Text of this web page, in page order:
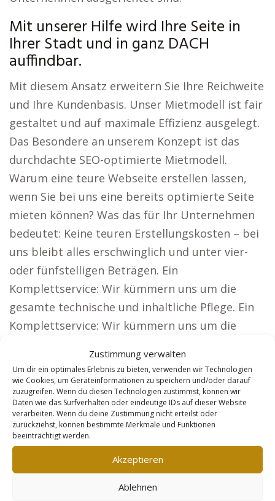
Zustimmung verwalten
Um dir ein optimales Erlebnis zu bieten, verwenden wir Technologien
wie Cookies, um Geräteinformationen zu speichern und/oder darauf
zuzugreifen. Wenn du diesen Technologien zustimmst, können wir
Daten wie das Surfverhalten oder eindeutige IDs auf dieser Website
verarbeiten. Wenn du deine Zustimmung nicht erteilst oder
zurückziehst, können bestimmte Merkmale und Funktionen
beeinträchtigt werden.
Akzeptieren
Ablehnen
Mit unserer Hilfe wird Ihre Seite in
Ihrer Stadt und in ganz DACH
auffindbar.
Mit diesem Ansatz erweitern Sie Ihre Reichweite
und Ihre Kundenbasis. Unser Mietmodell ist fair
gestaltet und auf maximale Effizienz ausgelegt.
Das Besondere an unserem Konzept ist das
durchdachte SEO-optimierte Mietmodell.
Warum eine teure Webseite erstellen lassen,
wenn Sie bei uns eine bereits optimierte Seite
mieten können? Was das für Ihr Unternehmen
bedeutet: Keine teuren Erstellungskosten – bei
uns bleibt alles erschwinglich und unter vier-
oder fünfstelligen Beträgen. Ein
Komplettservice: Wir kümmern uns um die
gesamte technische und inhaltliche Pflege. Ein
Komplettservice: Wir kümmern uns um die
Regelmäßige Anpassungen sorgen dafür, dass
Ihre Webseite zeitgemäß bleibt. Feste Kosten:
Monatlich nur ein Betrag, keine weiteren
Gebühren. Welche Problemlösungen unsere
Lösung Kunden bietet. Für Unternehmen, die
eine große Reichweite anstreben, bieten wir
ideale Webseiten, wie etwa: Rechtsanwälte:
Werden Sie bundesweit wahrgenommen und